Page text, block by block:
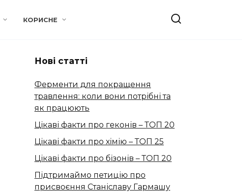
КОРИСНЕ
Нові статті
Ферменти для покращення
травлення: коли вони потрібні та
як працюють
Цікаві факти про геконів – ТОП 20
Цікаві факти про хімію – ТОП 25
Цікаві факти про бізонів – ТОП 20
Підтримаймо петицію про
присвоєння Станіславу Гармашу